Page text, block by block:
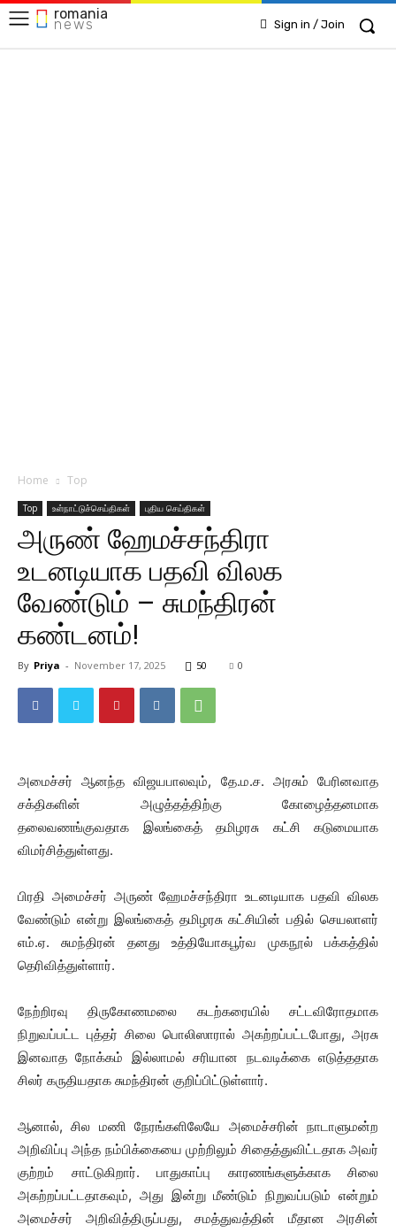
romania
news Sign in / Join
Home Top
Top உள்நாட்டுச்செய்திகள் புதிய செய்திகள்
அருண் ஹேமச்சந்திரா
உடனடியாக பதவி விலக
வேண்டும் – சுமந்திரன்
கண்டனம்!
By Priya - November 17, 2025 50 0
அமைச்சர் ஆனந்த விஜயபாலவும், தே.ம.ச. அரசும் பேரினவாத
சக்திகளின் அழுத்தத்திற்கு கோழைத்தனமாக
தலைவணங்குவதாக இலங்கைத் தமிழரசு கட்சி கடுமையாக
விமர்சித்துள்ளது.
பிரதி அமைச்சர் அருண் ஹேமச்சந்திரா உடனடியாக பதவி விலக
வேண்டும் என்று இலங்கைத் தமிழரசு கட்சியின் பதில் செயலாளர்
எம்.ஏ. சுமந்திரன் தனது உத்தியோகபூர்வ முகநூல் பக்கத்தில்
தெரிவித்துள்ளார்.
நேற்றிரவு திருகோணமலை கடற்கரையில் சட்டவிரோதமாக
நிறுவப்பட்ட புத்தர் சிலை பொலிஸாரால் அகற்றப்பட்டபோது, அரசு
இனவாத நோக்கம் இல்லாமல் சரியான நடவடிக்கை எடுத்ததாக
சிலர் கருதியதாக சுமந்திரன் குறிப்பிட்டுள்ளார்.
ஆனால், சில மணி நேரங்களிலேயே அமைச்சரின் நாடாளுமன்ற
அறிவிப்பு அந்த நம்பிக்கையை முற்றிலும் சிதைத்துவிட்டதாக அவர்
குற்றம் சாட்டுகிறார். பாதுகாப்பு காரணங்களுக்காக சிலை
அகற்றப்பட்டதாகவும், அது இன்று மீண்டும் நிறுவப்படும் என்றும்
அமைச்சர் அறிவித்திருப்பது, சமத்துவத்தின் மீதான அரசின்